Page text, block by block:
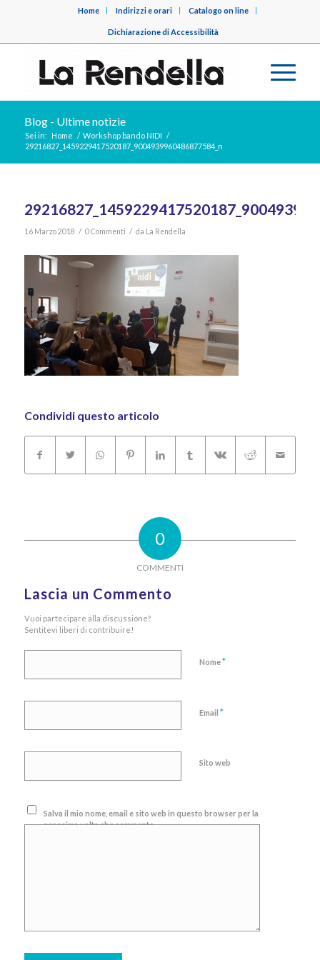
Home Indirizzi e orari Catalogo on line
Dichiarazione di Accessibilità
Blog - Ultime notizie
Sei in: Home / Workshop bando NIDI /
29216827_1459229417520187_9004939960486877584_n
16 Marzo 2018 / 0 Commenti / da La Rendella
Condividi questo articolo
0
COMMENTI
Lascia un Commento
Vuoi partecipare alla discussione?
Sentitevi liberi di contribuire!
Nome*
Email *
Sito web
Salva il mio nome, email e sito web in questo browser per la
prossima volta che commento.